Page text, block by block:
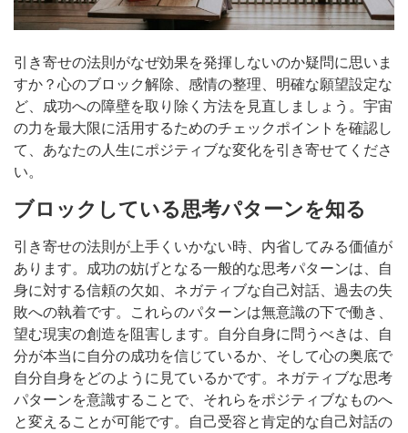
引き寄せの法則がなぜ効果を発揮しないのか疑問に思いま
すか？心のブロック解除、感情の整理、明確な願望設定な
ど、成功への障壁を取り除く方法を見直しましょう。宇宙
の力を最大限に活用するためのチェックポイントを確認し
て、あなたの人生にポジティブな変化を引き寄せてくださ
い。
ブロックしている思考パターンを知る
引き寄せの法則が上手くいかない時、内省してみる価値が
あります。成功の妨げとなる一般的な思考パターンは、自
身に対する信頼の欠如、ネガティブな自己対話、過去の失
敗への執着です。これらのパターンは無意識の下で働き、
望む現実の創造を阻害します。自分自身に問うべきは、自
分が本当に自分の成功を信じているか、そして心の奥底で
自分自身をどのように見ているかです。ネガティブな思考
パターンを意識することで、それらをポジティブなものへ
と変えることが可能です。自己受容と肯定的な自己対話の